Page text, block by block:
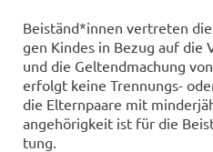
Bei­ständ*innen ver­tre­ten
gen Kin­des in Bezug auf die
und die Gel­tend­ma­chung
er­folgt keine Trennungs-​
die El­tern­paa­re mit
an­ge­hö­rig­keit ist für die
tung.